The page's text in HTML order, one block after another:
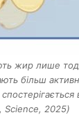
жир лише
більш
Science, 2025)